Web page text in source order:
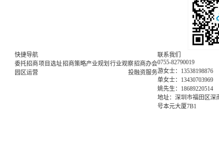
快捷导航
委托招商项目选址招商策略产业规划 行业观察招商办会
园区运营
投融资服务
联系我们
0755-82790019
游女士：13538198876
单女士：13430703969
姚先生：18689220514
地址：深圳市福田区深
号本元大厦7B1